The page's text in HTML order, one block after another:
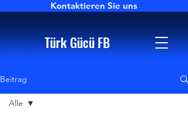
Türk Gücü FB
Kontaktieren Sie uns
Beitrag
Alle